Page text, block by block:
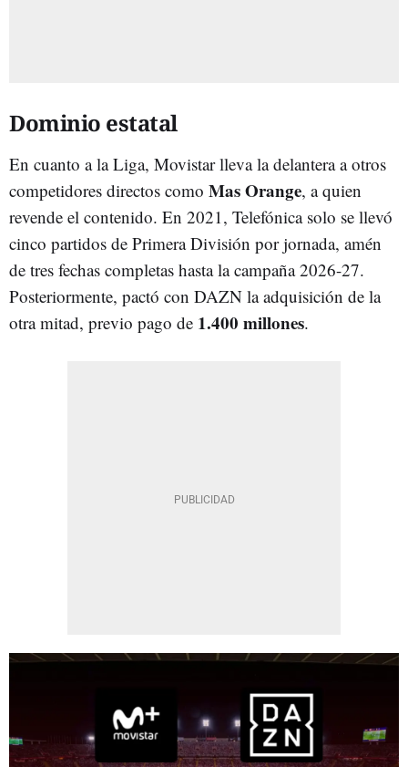
Dominio estatal
En cuanto a la Liga, Movistar lleva la delantera a otros
competidores directos como Mas Orange, a quien
revende el contenido. En 2021, Telefónica solo se llevó
cinco partidos de Primera División por jornada, amén
de tres fechas completas hasta la campaña 2026-27.
Posteriormente, pactó con DAZN la adquisición de la
otra mitad, previo pago de 1.400 millones.